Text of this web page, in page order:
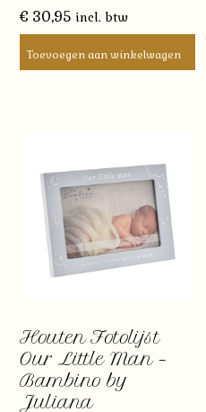
€ 30,95 incl. btw
Toevoegen aan winkelwagen
Houten Fotolijst
Our Little Man –
Bambino by
Juliana